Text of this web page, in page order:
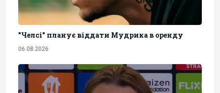
"Челсі" планує віддати Мудрика в оренду
06.08.2026